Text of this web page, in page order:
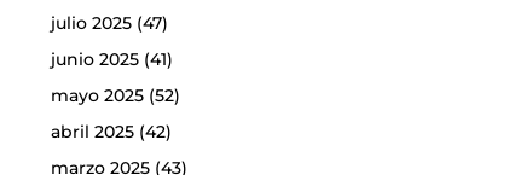
julio 2025(47)
junio 2025(41)
mayo 2025(52)
abril 2025(42)
marzo 2025(43)